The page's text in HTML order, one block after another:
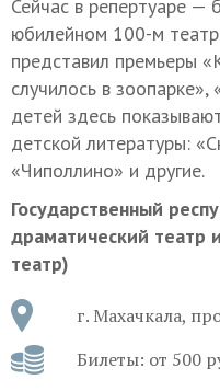
Сейчас в репертуаре —
юбилейном 100-м
представил премьеры
случилось в
детей здесь
детской литературы:
«Чиполлино» и другие.
Государственный
драматический театр
театр)
г. Махачкала,
Билеты: от 500